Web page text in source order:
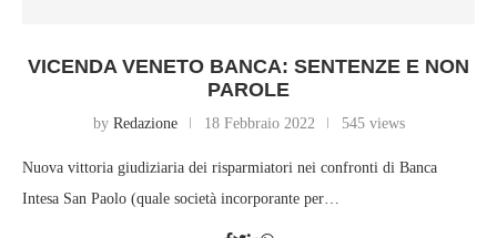
VICENDA VENETO BANCA: SENTENZE E NON
PAROLE
by Redazione 18 Febbraio 2022 545 views
Nuova vittoria giudiziaria dei risparmiatori nei confronti di Banca
Intesa San Paolo (quale società incorporante per…